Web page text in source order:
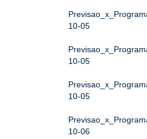
10-05
10-05
10-05
10-06